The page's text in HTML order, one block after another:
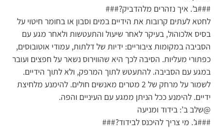
###ב’. איך נזהרים מלהדביק?###
לחטא לעתים קרובות את הידיים במים וסבון או בחומר חיטוי על
בסיס אלכוהול, בעיקר לאחר שיעול והתעטשות ולאחר מגע עם
הסביבה במקומות ציבוריים: ידיות של דלתות, עמודי אוטובוסים,
כפתורי מעליות. הסיבה לכך היא שהווירוס נשאר על חפצים ועובר
במגע עם הסביבה. להתעטש לתוך המרפק, ולא לתוך הידיים.
לשמור על מרחק של 2 מטרים מאנשים חולים. להימנע מלחיצת
ידיים. להימנע ככל הניתן ממגע עם העיניים והפה.
@שלב ב’: בידוד ומניעה
###ג’. מי צריך להיכנס לבידוד?###